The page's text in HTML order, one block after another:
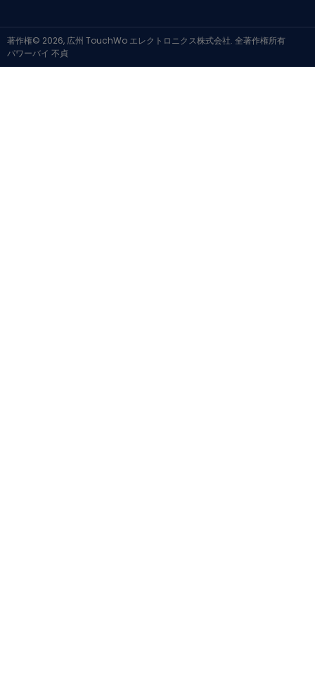
著作権© 2026, 広州 TouchWo エレクトロニクス株式会社. 全著作権所有
パワーバイ 不貞